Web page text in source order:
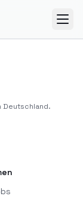
Deutschland.